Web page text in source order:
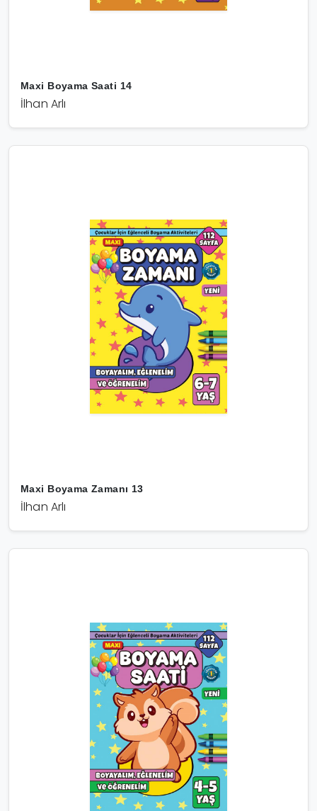
Maxi Boyama Saati 14
İlhan Arlı
Maxi Boyama Zamanı 13
İlhan Arlı